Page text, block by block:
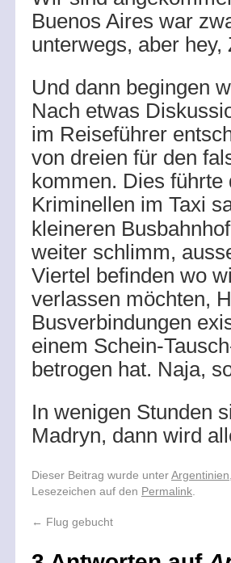
Buenos Aires war
unterwegs, aber
Und dann begingen
Nach etwas
im Reiseführer
von dreien für den
kommen. Dies
Kriminellen im Taxi
kleineren
weiter schlimm,
Viertel befinden wo
verlassen möchten,
Busverbindungen
einem Schein-
betrogen hat. Naja,
In wenigen Stunden
Madryn, dann wird
Dieser Beitrag wurde unterArgentinien
Lesezeichen auf den Permalink
← Flug gebucht